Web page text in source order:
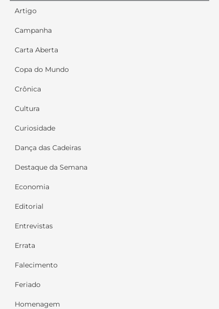
Artigo
Campanha
Carta Aberta
Copa do Mundo
Crônica
Cultura
Curiosidade
Dança das Cadeiras
Destaque da Semana
Economia
Editorial
Entrevistas
Errata
Falecimento
Feriado
Homenagem